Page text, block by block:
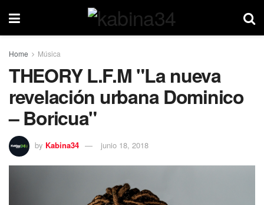
Home Música
THEORY L.F.M "La nueva
revelación urbana Dominico
– Boricua"
by Kabina34 junio 18, 2018